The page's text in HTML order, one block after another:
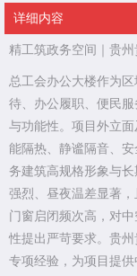
详细内容
精工筑政务空间｜贵州
总工会办公大楼作为
待、办公履职、便民
与功能性。项目外立
能隔热、静谧隔音、
务建筑高规格形象与
强烈、昼夜温差显著，
门窗启闭频次高，对
性提出严苛要求。贵
专项经验，为项目提